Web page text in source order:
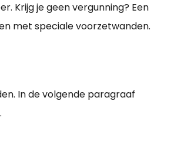
Krijg je geen vergunning? Een
met speciale voorzetwanden.
In de volgende paragraaf